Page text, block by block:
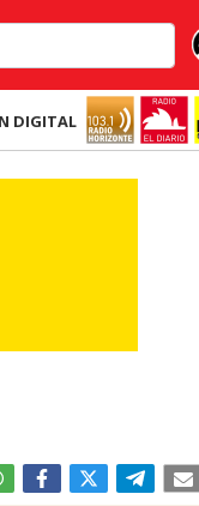
DIGITAL